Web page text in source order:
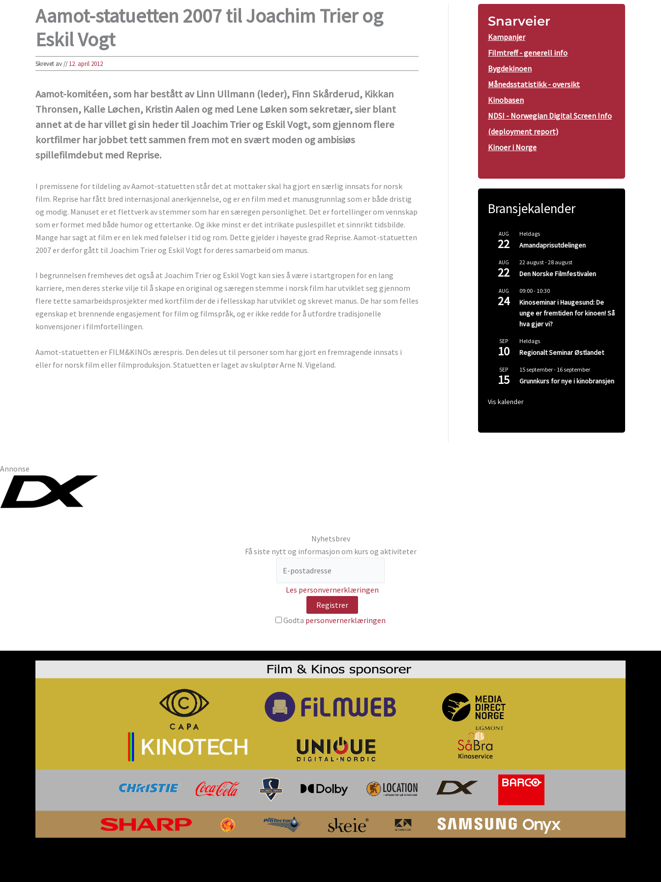
Aamot-statuetten 2007 til Joachim Trier og
Eskil Vogt
Skrevet av//12. april 2012
Aamot-komitéen, som har bestått av Linn Ullmann (leder), Finn Skårderud, Kikkan
Thronsen, Kalle Løchen, Kristin Aalen og med Lene Løken som sekretær, sier blant
annet at de har villet gi sin heder til Joachim Trier og Eskil Vogt, som gjennom flere
kortfilmer har jobbet tett sammen frem mot en svært moden og ambisiøs
spillefilmdebut med Reprise.
I premissene for tildeling av Aamot-statuetten står det at mottaker skal ha gjort en særlig innsats for norsk
film. Reprise har fått bred internasjonal anerkjennelse, og er en film med et manusgrunnlag som er både dristig
og modig. Manuset er et flettverk av stemmer som har en særegen personlighet. Det er fortellinger om vennskap
som er formet med både humor og ettertanke. Og ikke minst er det intrikate puslespillet et sinnrikt tidsbilde.
Mange har sagt at film er en lek med følelser i tid og rom. Dette gjelder i høyeste grad Reprise. Aamot-statuetten
2007 er derfor gått til Joachim Trier og Eskil Vogt for deres samarbeid om manus.
I begrunnelsen fremheves det også at Joachim Trier og Eskil Vogt kan sies å være i startgropen for en lang
karriere, men deres sterke vilje til å skape en original og særegen stemme i norsk film har utviklet seg gjennom
flere tette samarbeidsprosjekter med kortfilm der de i fellesskap har utviklet og skrevet manus. De har som felles
egenskap et brennende engasjement for film og filmspråk, og er ikke redde for å utfordre tradisjonelle
konvensjoner i filmfortellingen.
Aamot-statuetten er FILM&KINOs ærespris. Den deles ut til personer som har gjort en fremragende innsats i
eller for norsk film eller filmproduksjon. Statuetten er laget av skulptør Arne N. Vigeland.
Snarveier
Kampanjer
Filmtreff - generell info
Bygdekinoen
Månedsstatistikk - oversikt
Kinobasen
NDSI - Norwegian Digital Screen Info
(deployment report)
Kinoer i Norge
Bransjekalender
AUG
22
Heldags
Amandaprisutdelingen
AUG
22
22 august-28 august
Den Norske Filmfestivalen
AUG
24
09:00- 10:30
Kinoseminar i Haugesund: De
unge er fremtiden for kinoen! Så
hva gjør vi?
SEP
10
Heldags
Regionalt Seminar Østlandet
SEP
15
15 september- 16 september
Grunnkurs for nye i kinobransjen
Vis kalender
Annonse
Nyhetsbrev
Få siste nytt og informasjon om kurs og aktiviteter
Les personvernerklæringen
Godta personvernerklæringen